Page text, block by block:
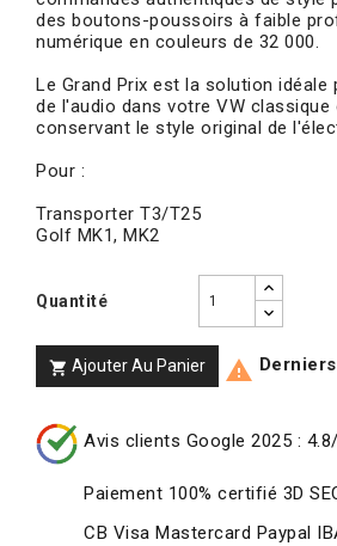
des boutons-poussoirs à faible
numérique en couleurs de 32 000.
Le Grand Prix est la solution idéale
de l'audio dans votre VW
conservant le style original de
Pour :
Transporter T3/T25
Golf MK1, MK2
Quantité
 Ajouter Au Panier 
Avis clients Google 2025 :
Paiement 100% certifié 3D
CB Visa Mastercard Paypal